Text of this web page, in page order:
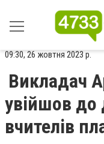
09:30, 26 жовтня 2023 р.
Викладач
увійшов
вчителів